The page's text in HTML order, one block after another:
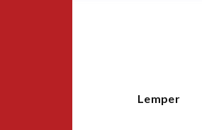
Lemper